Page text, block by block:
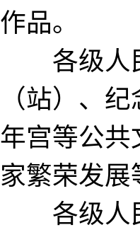
作品。
各级人民
（站）、
年宫等公共
家繁荣发
各级人民